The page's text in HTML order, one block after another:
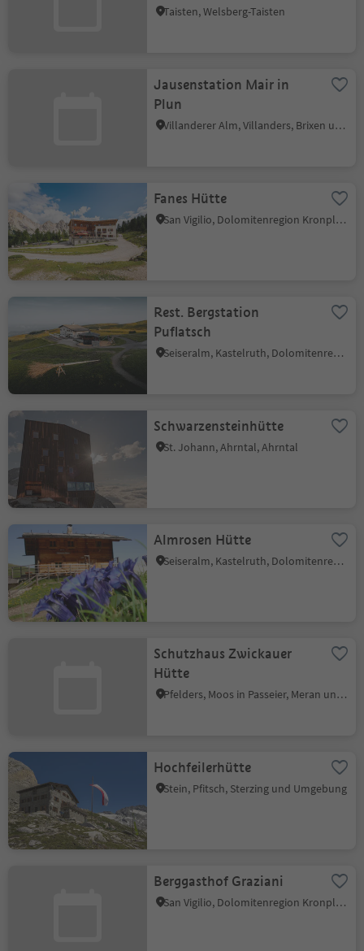
Taisten, Welsberg-Taisten
Jausenstation Mair in
Plun
Villanderer Alm, Villanders, Brixen und Umgebung
Fanes Hütte
San Vigilio, Dolomitenregion Kronplatz
Rest. Bergstation
Puflatsch
Seiseralm, Kastelruth, Dolomitenregion Seiser Alm
Schwarzensteinhütte
St. Johann, Ahrntal, Ahrntal
Almrosen Hütte
Seiseralm, Kastelruth, Dolomitenregion Seiser Alm
Schutzhaus Zwickauer
Hütte
Pfelders, Moos in Passeier, Meran und Umgebung
Hochfeilerhütte
Stein, Pfitsch, Sterzing und Umgebung
Berggasthof Graziani
San Vigilio, Dolomitenregion Kronplatz